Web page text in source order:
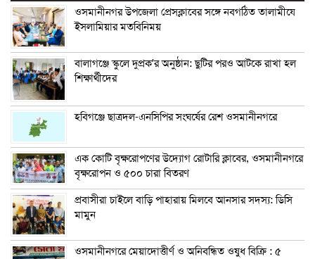
ওসমানীনগর উপজেলা প্রেসক্লাবের সঙ্গে নবগঠিত তালামীযে
ইসলামিয়ার মতবিনিময়
বালাগঞ্জে স্কুলে দুপ্রক’র অনুষ্ঠান: ছুটির পরও আটকে রাখা হল
শিক্ষার্থীদের
হবিগঞ্জে ছাত্রদল-এনসিপির সংঘর্ষের রেশ ওসমানীনগরে
এক কোটি বৃক্ষরোপণের উদ্যোগ রোটারি ক্লাবের, ওসমানীনগরে
বৃক্ষরোপন ও ৫০০ চারা বিতরণ
প্রবাসীরা চাইলে বাড়ি পাহারায় মিলবে আনসার সদস্য: ডিসি
মামুন
ওসমানীনগরে মেয়াদোত্তীর্ণ ও অনিবন্ধিত ওষুধ বিক্রি : ৫